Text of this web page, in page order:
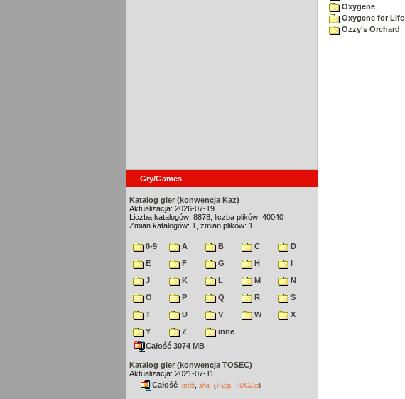
Gry/Games
Katalog gier (konwencja Kaz)
Aktualizacja: 2026-07-19
Liczba katalogów: 8878, liczba plików: 40040
Zmian katalogów: 1, zmian plików: 1
0-9 A B C
D
E
F G H
I
J
K L M
N
O
P Q R
S
T
U V W
X
Y
Z
inne
Całość 3074 MB
Katalog gier (konwencja TOSEC)
Aktualizacja: 2021-07-11
Całość md5 sha (7-Zip TUGZip)
Oxygene
Oxygene for Life
Ozzy's Orchard